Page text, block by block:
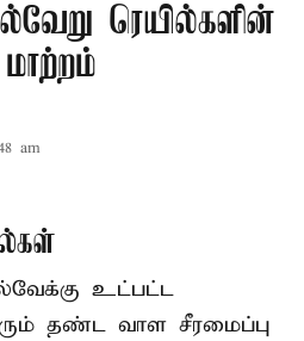
ரெயில்களின்
am
உட்பட்ட
தண்ட வாள சீரமைப்பு